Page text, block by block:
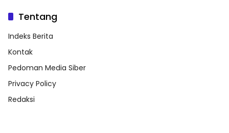
Tentang
Indeks Berita
Kontak
Pedoman Media Siber
Privacy Policy
Redaksi